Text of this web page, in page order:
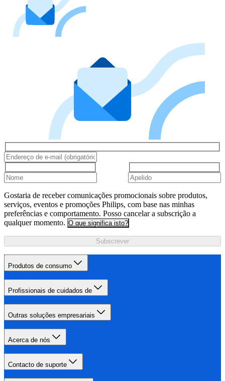
Gostaria de receber comunicações promocionais sobre produtos,
serviços, eventos e promoções Philips, com base nas minhas
preferências e comportamento. Posso cancelar a subscrição a
qualquer momento. O que significa isto?
Subscrever
Produtos de consumo
Profissionais de cuidados de
Outras soluções empresariais
Acerca de nós
Contacto de suporte